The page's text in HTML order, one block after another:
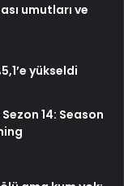
umutları ve
yükseldi
14: Season